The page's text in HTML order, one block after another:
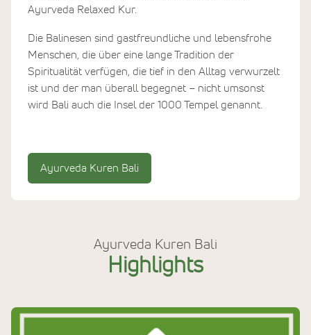
Ayurveda Relaxed Kur.
Die Balinesen sind gastfreundliche und lebensfrohe
Menschen, die über eine lange Tradition der
Spiritualität verfügen, die tief in den Alltag verwurzelt
ist und der man überall begegnet – nicht umsonst
wird Bali auch die Insel der 1000 Tempel genannt.
Ayurveda Kuren Bali
Ayurveda Kuren Bali
Highlights